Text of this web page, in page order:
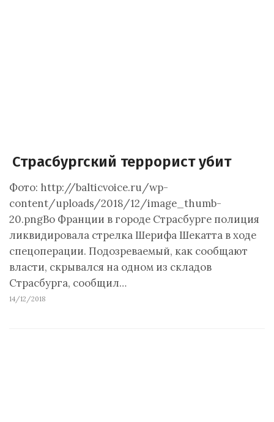
Страсбургский террорист убит
Фото: http://balticvoice.ru/wp-
content/uploads/2018/12/image_thumb-
20.pngВо Франции в городе Страсбурге полиция
ликвидировала стрелка Шерифа Шекатта в ходе
спецоперации. Подозреваемый, как сообщают
власти, скрывался на одном из складов
Страсбурга, сообщил…
14/12/2018